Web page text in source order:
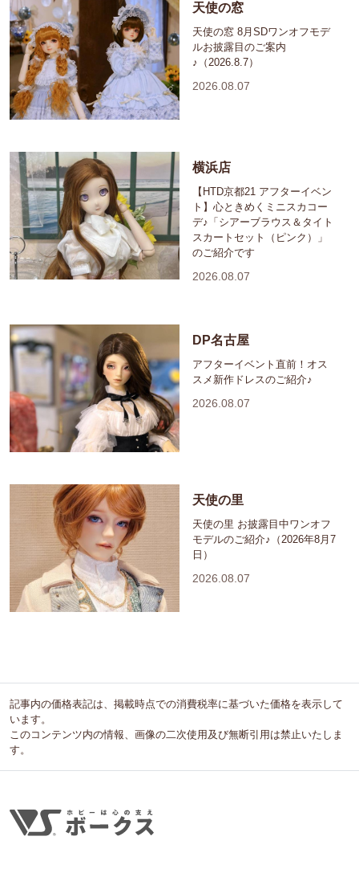
天使の窓
天使の窓 8月SDワンオフモデ
ルお披露目のご案内
♪（2026.8.7）
2026.08.07
横浜店
【HTD京都21 アフターイベン
ト】心ときめくミニスカコー
デ♪「シアーブラウス＆タイト
スカートセット（ピンク）」
のご紹介です
2026.08.07
DP名古屋
アフターイベント直前！オス
スメ新作ドレスのご紹介♪
2026.08.07
天使の里
天使の里 お披露目中ワンオフ
モデルのご紹介♪（2026年8月7
日）
2026.08.07
記事内の価格表記は、掲載時点での消費税率に基づいた価格を表示して
います。
このコンテンツ内の情報、画像の二次使用及び無断引用は禁止いたしま
す。